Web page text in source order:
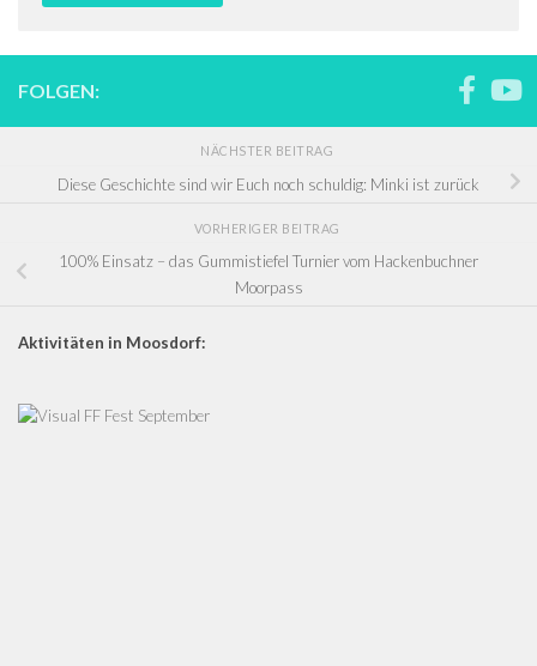
FOLGEN:
NÄCHSTER BEITRAG
Diese Geschichte sind wir Euch noch schuldig: Minki ist zurück
VORHERIGER BEITRAG
100% Einsatz – das Gummistiefel Turnier vom Hackenbuchner
Moorpass
Aktivitäten in Moosdorf: